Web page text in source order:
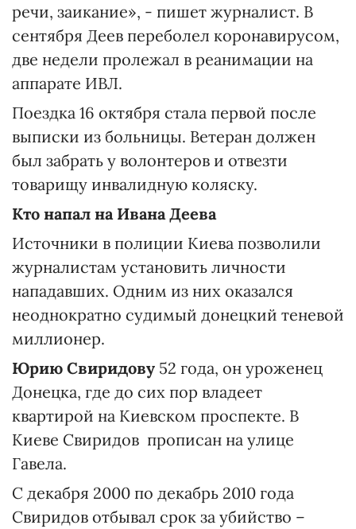
речи, заикание», - пишет журналист. В
сентября Деев переболел коронавирусом,
две недели пролежал в реанимации на
аппарате ИВЛ.
Поездка 16 октября стала первой после
выписки из больницы. Ветеран должен
был забрать у волонтеров и отвезти
товарищу инвалидную коляску.
Кто напал на Ивана Деева
Источники в полиции Киева позволили
журналистам установить личности
нападавших. Одним из них оказался
неоднократно судимый донецкий теневой
миллионер.
Юрию Свиридову 52 года, он уроженец
Донецка, где до сих пор владеет
квартирой на Киевском проспекте. В
Киеве Свиридов прописан на улице
Гавела.
С декабря 2000 по декабрь 2010 года
Свиридов отбывал срок за убийство –